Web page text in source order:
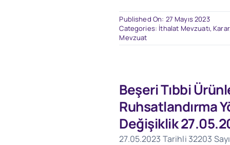
Published On: 27 Mayıs 2023
Categories: İthalat Mevzuatı,
Mevzuat
Beşeri Tıbbi
Ruhsatlandırma
Değişiklik
27.05.2023 Tarihli 32203